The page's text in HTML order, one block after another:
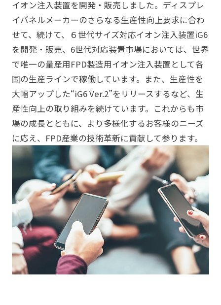
イオン注入装置を開発・販売しました。ディスプレ
イパネルメーカーのさらなる生産性向上要求に合わ
せて、続けて、６世代サイズ対応イオン注入装置iG6
を開発・販売、6世代対応装置市場においては、世界
で唯一の量産用FPD製造用イオン注入装置として各
国の生産ラインで稼働しています。また、生産性を
大幅アップした“iG6 Ver.2”をリリースするなど、生
産性向上の取り組みを続けています。これからも市
場の成長とともに、より多様化するお客様のニーズ
に応え、FPD産業の技術革新に貢献して参ります。